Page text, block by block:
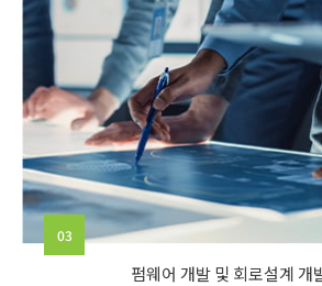
03
펌웨어 개발 및 회로설계 개